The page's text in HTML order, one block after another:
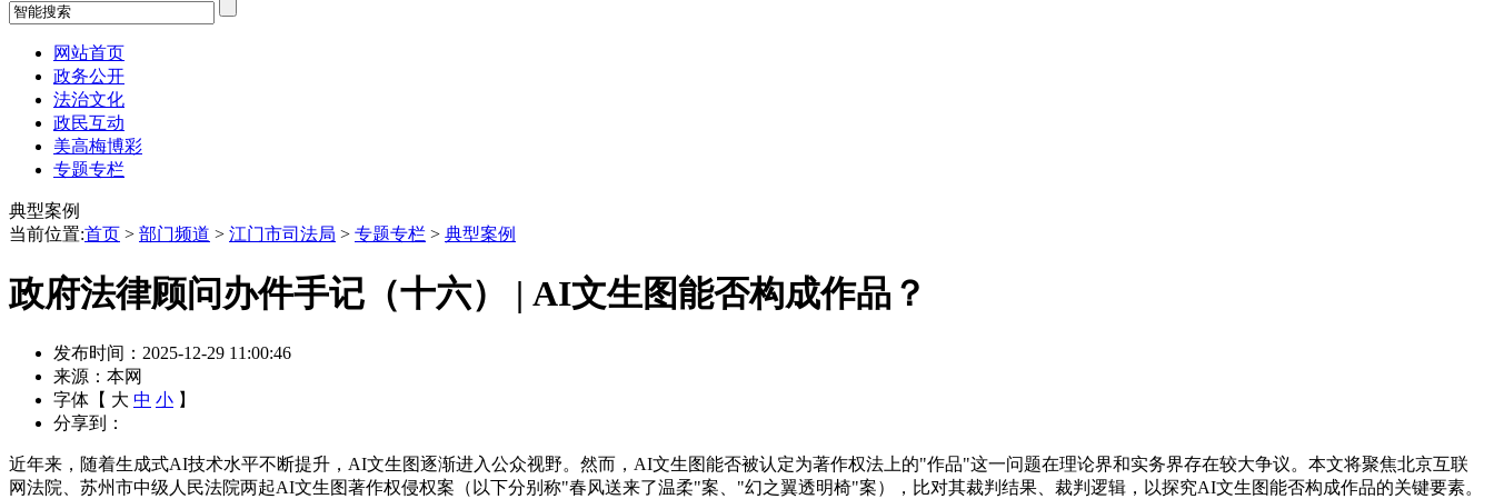
网站首页
政务公开
法治文化
政民互动
美高梅博彩
专题专栏
典型案例
当前位置:首页 > 部门频道 > 江门市司法局 > 专题专栏 > 典型案例
政府法律顾问办件手记（十六） | AI文生图能否构成作品？
发布时间：2025-12-29 11:00:46
来源：本网
字体【 大 中 小 】
分享到：
近年来，随着生成式AI技术水平不断提升，AI文生图逐渐进入公众视野。然而，AI文生图能否被认定为著作权法上的"作品"这一问题在理论界和实务界存在较大争议。本文将聚焦北京互联
网法院、苏州市中级人民法院两起AI文生图著作权侵权案（以下分别称"春风送来了温柔"案、"幻之翼透明椅"案），比对其裁判结果、裁判逻辑，以探究AI文生图能否构成作品的关键要素。